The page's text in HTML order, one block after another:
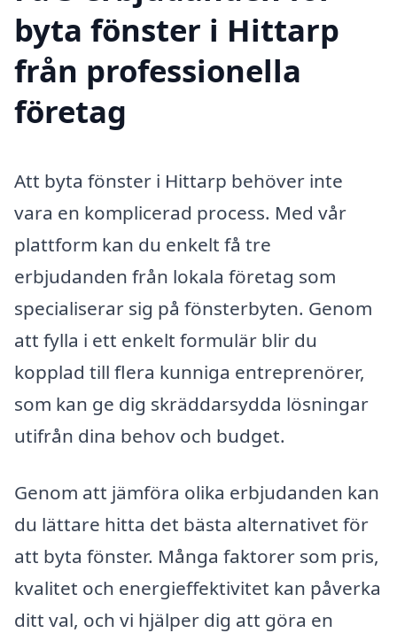
byta fönster i Hittarp
från professionella
företag
Att byta fönster i Hittarp behöver inte
vara en komplicerad process. Med vår
plattform kan du enkelt få tre
erbjudanden från lokala företag som
specialiserar sig på fönsterbyten. Genom
att fylla i ett enkelt formulär blir du
kopplad till flera kunniga entreprenörer,
som kan ge dig skräddarsydda lösningar
utifrån dina behov och budget.
Genom att jämföra olika erbjudanden kan
du lättare hitta det bästa alternativet för
att byta fönster. Många faktorer som pris,
kvalitet och energieffektivitet kan påverka
ditt val, och vi hjälper dig att göra en